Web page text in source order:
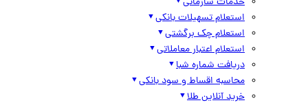
استعلام تسهیلات بانکی
استعلام چک برگشتی
استعلام اعتبار معاملاتی
دریافت شماره شبا
محاسبه اقساط و سود بانکی
خرید آنلاین طلا